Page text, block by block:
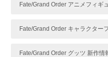
Fate/Grand Order アニメフィギ
Fate/Grand Order キャラクター
Fate/Grand Order グッツ 新作情